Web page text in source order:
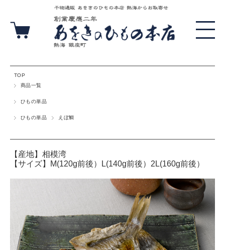
TOP
商品一覧
ひもの単品
ひもの単品 えぼ鯛
【産地】相模湾
【サイズ】M(120g前後）L(140g前後）2L(160g前後）